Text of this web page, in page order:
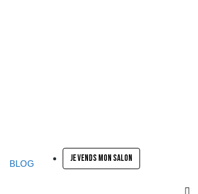
BLOG JE VENDS MON SALON